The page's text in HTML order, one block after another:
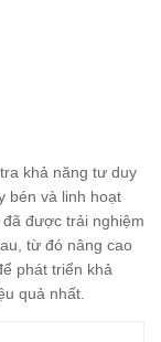
khả năng tư duy
bén và linh hoạt
được trải nghiệm
từ đó nâng cao
phát triển khả
quả nhất.